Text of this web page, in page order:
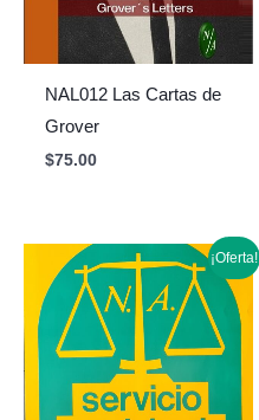
NAL012 Las Cartas de
Grover
$75.00
¡Oferta!
Original
price
was:
$12.00.
Current
price
is:
$6.00.